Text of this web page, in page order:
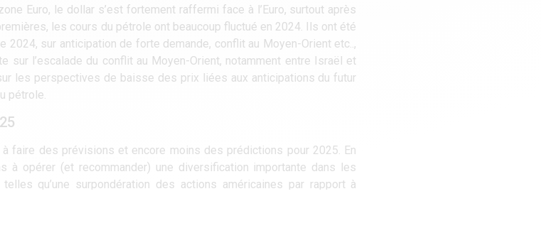
Euro, le dollar s’est fortement raffermi face à l’Euro, surtout après
les cours du pétrole ont beaucoup fluctué en 2024. Ils ont été
sur anticipation de forte demande, conflit au Moyen-Orient etc..,
l’escalade du conflit au Moyen-Orient, notamment entre Israël et
les perspectives de baisse des prix liées aux anticipations du futur
pétrole.
faire des prévisions et encore moins des prédictions pour 2025. En
opérer (et recommander) une diversification importante dans les
qu’une surpondération des actions américaines par rapport à